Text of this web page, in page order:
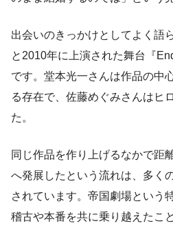
出会いのきっかけとしてよく語
と2010年に上演された舞台『
です。堂本光一さんは作品の中
る存在で、佐藤めぐみさんはヒ
た。
同じ作品を作り上げるなかで距
へ発展したという流れは、多く
されています。帝国劇場という
稽古や本番を共に乗り越えたこ